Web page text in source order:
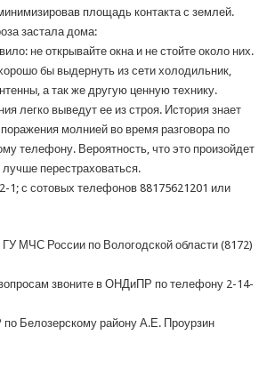
площадь контакта с землей.
застала дома:
не открывайте окна и не стойте около них.
бы выдернуть из сети холодильник,
а так же другую ценную технику.
легко выведут ее из строя. История знает
молнией во время разговора по
телефону. Вероятность, что это произойдет
лучше перестраховаться.
с сотовых телефонов 88175621201 или
МЧС России по Вологодской области (8172)
звоните в ОНДиПР по телефону 2-14-
Белозерскому району А.Е. Проурзин